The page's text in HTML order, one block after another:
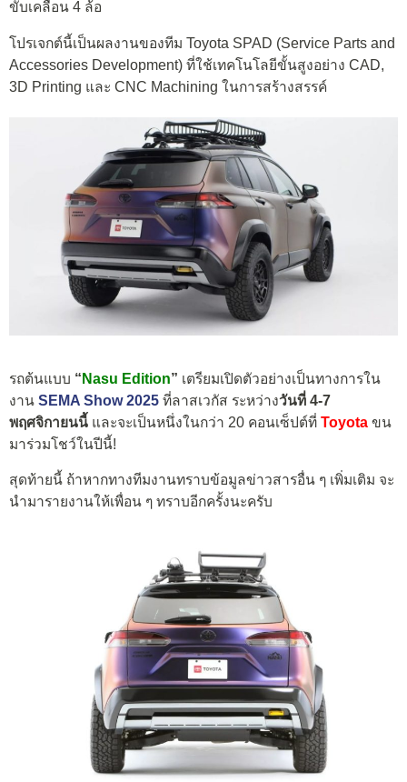
ขับเคลื่อน 4 ล้อ
โปรเจกต์นี้เป็นผลงานของทีม Toyota SPAD (Service Parts and
Accessories Development) ที่ใช้เทคโนโลยีขั้นสูงอย่าง CAD,
3D Printing และ CNC Machining ในการสร้างสรรค์
รถต้นแบบ “ Nasu Edition” เตรียมเปิดตัวอย่างเป็นทางการใน
งาน SEMA Show 2025 ที่ลาสเวกัส ระหว่างวันที่ 4-7
พฤศจิกายนนี้ และจะเป็นหนึ่งในกว่า 20 คอนเซ็ปต์ที่ Toyota ขน
มาร่วมโชว์ในปีนี้!
สุดท้ายนี้ ถ้าหากทางทีมงานทราบข้อมูลข่าวสารอื่น ๆ เพิ่มเติม จะ
นำมารายงานให้เพื่อน ๆ ทราบอีกครั้งนะครับ